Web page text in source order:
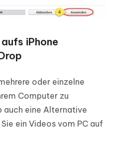
iPhone
oder einzelne
Computer zu
auch eine Alternative
ein Videos vom PC auf